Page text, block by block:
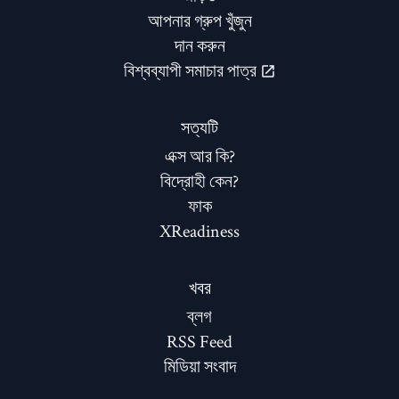
আপনার গ্রুপ খুঁজুন
দান করুন
বিশ্বব্যাপী সমাচার পাত্র
সত্যটি
এক্স আর কি?
বিদ্রোহী কেন?
ফাক
XReadiness
খবর
ব্লগ
RSS Feed
মিডিয়া সংবাদ